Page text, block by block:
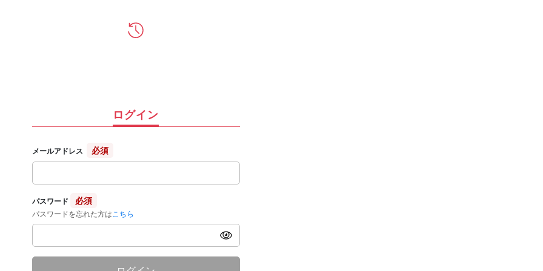
ログイン
メールアドレス 必須
パスワード 必須
パスワードを忘れた方は こちら